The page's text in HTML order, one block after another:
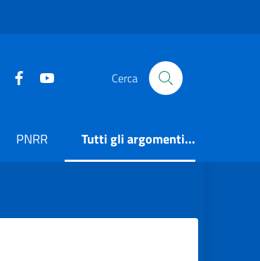
https://it-it.facebook.com/ComuneSalerno
https://www.youtube.com/user/
Cerca
PNRR Tutti gli argomenti...